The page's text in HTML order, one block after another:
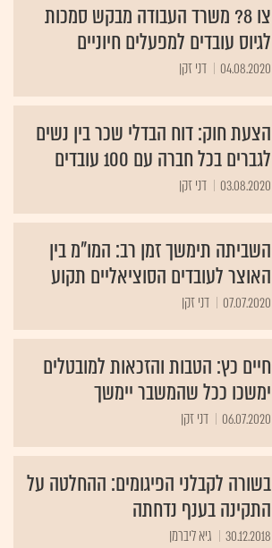
צו 8? משרד העבודה מבקש סמכות
לגיוס עובדים למפעלים חיוניים
04.08.2020 דני זקן
הצעת חוק: דוח הבדלי שכר בין נשים
לגברים בכל חברה עם 100 עובדים
03.08.2020 דני זקן
השביתה תימשך זמן רב: המו"מ בין
האוצר לעובדים הסוציאליים תקוע
07.07.2020 דני זקן
חיים כץ: הטבות והזכאות למובטלים
ימשכו ככל שהמשבר יימשך
06.07.2020 דני זקן
בשורה לקבלני הפיגומים: ההחלטה על
התקינה בענף נדחתה
30.12.2018 גיא ליברמן